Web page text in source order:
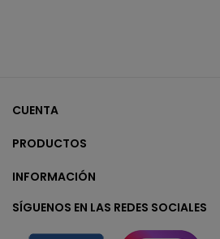
CUENTA
PRODUCTOS
INFORMACIÓN
SÍGUENOS EN LAS REDES SOCIALES